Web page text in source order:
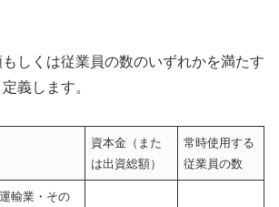
しくは従業員の数のいずれかを満たす
義します。
資本金（また
は出資総額）
常時使用する
従業員の数
輸業・その